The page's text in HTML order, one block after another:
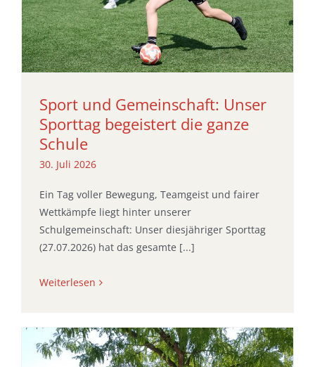
Sport und Gemeinschaft: Unser
Sporttag begeistert die ganze
Schule
30. Juli 2026
Ein Tag voller Bewegung, Teamgeist und fairer
Wettkämpfe liegt hinter unserer
Schulgemeinschaft: Unser diesjähriger Sporttag
(27.07.2026) hat das gesamte [...]
Weiterlesen